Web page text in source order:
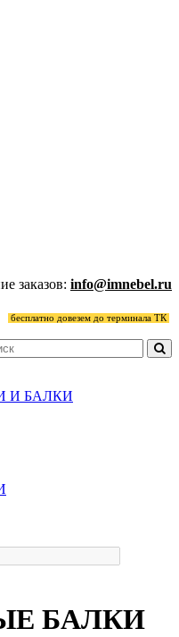
заказов: info@imnebel.ru
бесплатно довезем до терминала ТК
И БАЛКИ
БАЛКИ